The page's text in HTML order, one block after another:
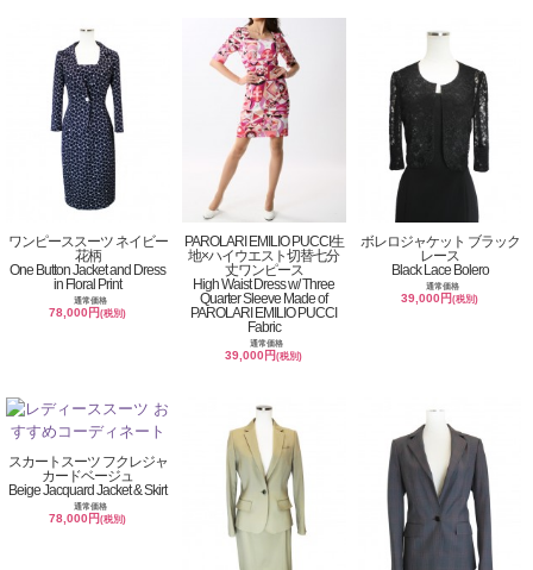
ワンピーススーツ ネイビー
花柄
One Button Jacket and Dress
in Floral Print
通常価格
78,000円(税別)
PAROLARI EMILIO PUCCI生
地×ハイウエスト切替七分
丈ワンピース
High Waist Dress w/ Three
Quarter Sleeve Made of
PAROLARI EMILIO PUCCI
Fabric
通常価格
39,000円(税別)
ボレロジャケット ブラック
レース
Black Lace Bolero
通常価格
39,000円(税別)
スカートスーツ フクレジャ
カードベージュ
Beige Jacquard Jacket & Skirt
通常価格
78,000円(税別)